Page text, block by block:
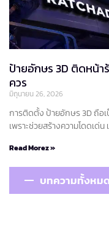
ป้ายอักษร 3D ติดหน้า
ควร
มิถุนายน 26, 2026
การติดตั้ง ป้ายอักษร 3D ถือ
เพราะช่วยสร้างความโดดเด่
Read Morez »
บทความทั้งหมด